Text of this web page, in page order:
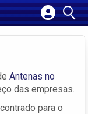
Antenas no
das empresas.
para o